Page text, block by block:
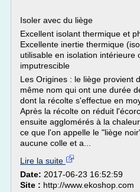
Isoler avec du liège
Excellent isolant thermique et
Excellente inertie thermique
utilisable en isolation intérieure
imputrescible
Les Origines : le liège provient
même nom qui ont une durée
dont la récolte s'effectue en
Après la récolte on réduit
ensuite agglomérés à la
ce que l'on appelle le "liège
aucune colle et a...
Lire la suite
Date: 2017-06-23 16:52:59
Site : http://www.ekoshop.com